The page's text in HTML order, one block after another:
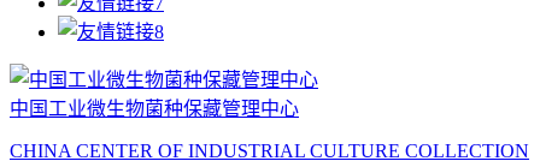
中国工业微生物菌种保藏管理中心
CHINA CENTER OF INDUSTRIAL CULTURE COLLECTION